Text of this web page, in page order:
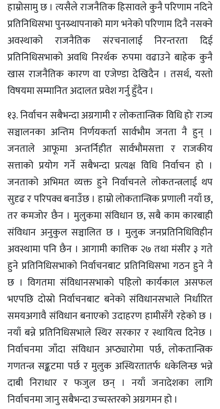
हाम्रोसामु छ । त्यसैले राजनैतिक हिसावले कुनै परिणाम नदिने
प्रतिनिधिसभा पुनस्र्थापनाको माग भनेको परिणाम दिनै नसक्ने
अवस्थाको राजनैतिक संरचनालाई निरन्तरता दिई
प्रतिनिधिसभाको अवधि निरर्थक रुपमा वढाउने बाहेक कुनै
खास राजनैतिक कारण वा एजेण्डा देखिदैन । तसर्थ‚ यस्तो
विषयमा सम्मानित अदालत प्रवेश गर्नु हुँदैन ।
१३. निर्वाचन सबैभन्दा अग्रगामी र लोकतान्त्रिक विधि होः राज्य
सञ्चालनका अन्तिम निर्णयकर्ता सार्वभौम जनता नै हुन् ।
जनताले आफूमा अन्तर्निहीत सार्वभौमसत्ता र राजकीय
सत्ताको प्रयोग गर्ने सबैभन्दा प्रत्यक्ष विधि निर्वाचन हो ।
जनताको अभिमत व्यक्त हुने निर्वाचनले लोकतन्त्रलाई थप
सुदृढ र परिपक्व बनाउँछ । हाम्रो लोकतान्त्रिक प्रणाली नयाँ छ,
तर कमजोर छैन । मुलुकमा संविधान छ‚ सबै काम कारबाही
संविधान अनुकुल सञ्चालित छ । मुलुक जनप्रतिनिधिविहीन
अवस्थामा पनि छैन । आगामी कात्तिक २७ तथा मंसीर ३ गते
हुने प्रतिनिधिसभाको निर्वाचनबाट प्रतिनिधिसभा गठन हुने नै
छ । विगतमा संविधानसभाको पहिलो कार्यकाल असफल
भएपछि दोस्रो निर्वाचनबाट बनेको संविधानसभाले निर्धारित
समयअगावै संविधान बनाएको उदाहरण हामीसँगै रहेको छ ।
नयाँ बन्ने प्रतिनिधिसभाले स्थिर सरकार र स्थायित्व दिनेछ ।
निर्वाचनमा जाँदा संविधान अप्ठ्यारोमा पर्छ, लोकतान्त्रिक
गणतन्त्र सङ्कटमा पर्छ र मुलुक अस्थिरतातर्फ धकेलिन्छ भन्ने
दाबी निराधार र फजुल छन् । नयाँ जनादेशका लागि
निर्वाचनमा जानु सबैभन्दा उच्चस्तरको अग्रगमन हो ।